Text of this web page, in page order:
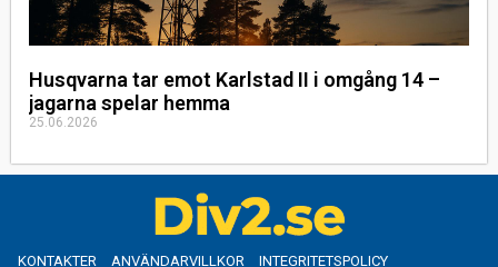
Husqvarna tar emot Karlstad II i omgång 14 –
jagarna spelar hemma
25.06.2026
KONTAKTER ANVÄNDARVILLKOR INTEGRITETSPOLICY